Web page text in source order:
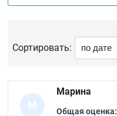
Сортировать:
М
Марина
Общая оценка: